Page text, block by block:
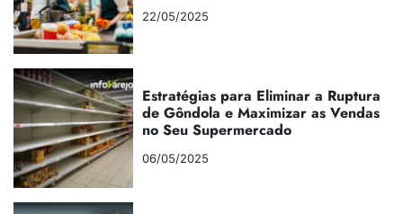
22/05/2025
Estratégias para Eliminar a Ruptura
de Gôndola e Maximizar as Vendas
no Seu Supermercado
06/05/2025